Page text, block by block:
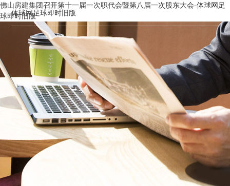
佛山房建集团召开第十一届一次职代会暨第八届一次股东大会-体球网足
球即时旧版
体球网足球即时旧版